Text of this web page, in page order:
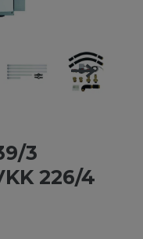
3
226/4